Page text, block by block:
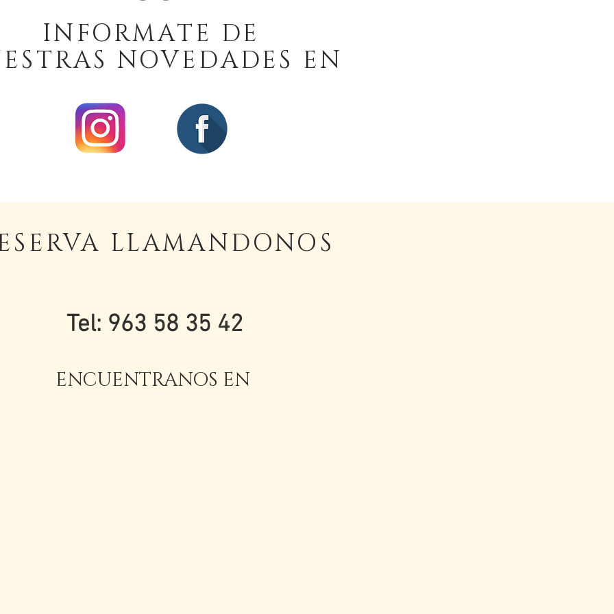
INFORMATE DE
NOVEDADES EN
LLAMANDONOS
Tel: 963 58 35 42
ENCUENTRANOS EN